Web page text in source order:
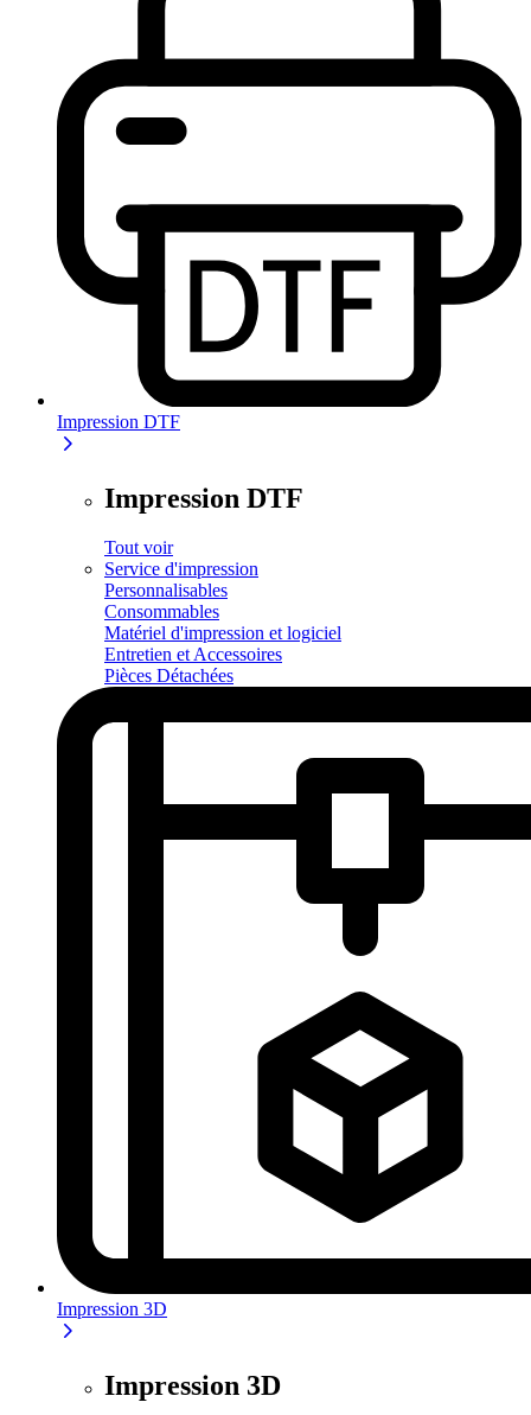
Impression DTF
Impression DTF
Tout voir
Service d'impression
Personnalisables
Consommables
Matériel d'impression et logiciel
Entretien et Accessoires
Pièces Détachées
Impression 3D
Impression 3D